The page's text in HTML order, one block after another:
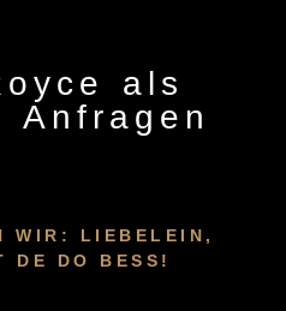
als
Anfragen
WIR: LIEBELEIN,
DE DO BESS!